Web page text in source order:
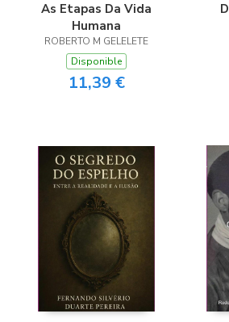
As Etapas Da Vida
Humana
ROBERTO M GELELETE
Disponible
11,39 €